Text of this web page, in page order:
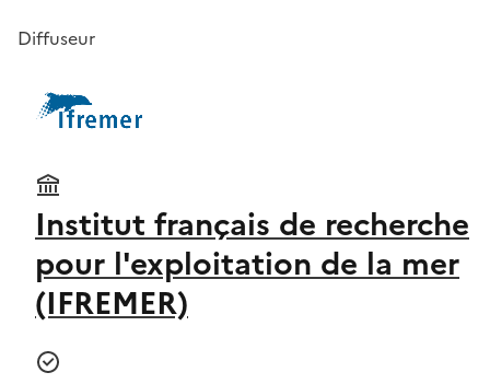
Diffuseur
Institut français de recherche
pour l'exploitation de la mer
(IFREMER)